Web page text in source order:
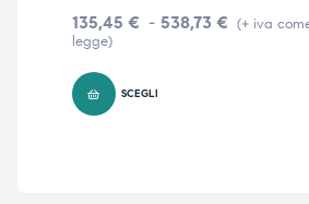
135,45 € - 538,73 € (+ iva
legge)
SCEGLI